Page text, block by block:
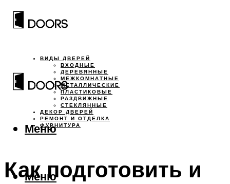
ВИДЫ ДВЕРЕЙ
ВХОДНЫЕ
ДЕРЕВЯННЫЕ
МЕЖКОМНАТНЫЕ
МЕТАЛЛИЧЕСКИЕ
ПЛАСТИКОВЫЕ
РАЗДВИЖНЫЕ
СТЕКЛЯННЫЕ
ДЕКОР ДВЕРЕЙ
РЕМОНТ И ОТДЕЛКА
ФУРНИТУРА
Меню
Меню
Как подготовить и